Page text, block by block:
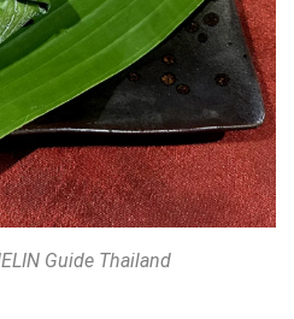
Guide Thailand